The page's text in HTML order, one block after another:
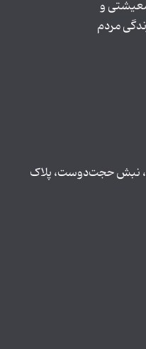
و
مردم
نبش حجت‌دوست، پلاک